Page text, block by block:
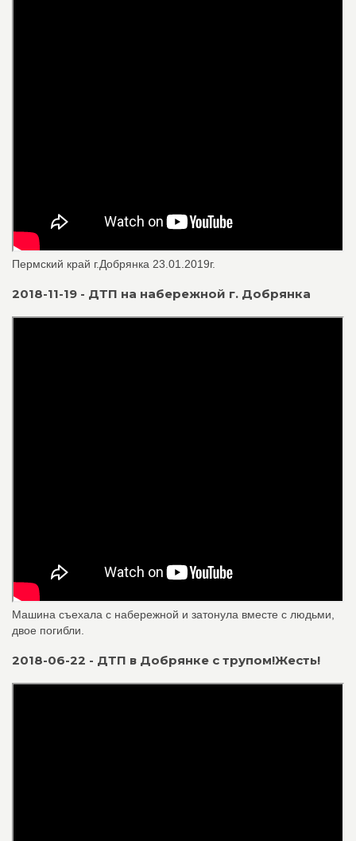
Пермский край г.Добрянка 23.01.2019г.
2018-11-19 - ДТП на набережной г. Добрянка
Машина съехала с набережной и затонула вместе с людьми,
двое погибли.
2018-06-22 - ДТП в Добрянке с трупом!Жесть!